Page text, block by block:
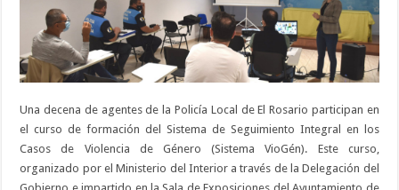
Una decena de agentes de la Policía Local de El Rosario participan en
el curso de formación del Sistema de Seguimiento Integral en los
Casos de Violencia de Género (Sistema VioGén). Este curso,
organizado por el Ministerio del Interior a través de la Delegación del